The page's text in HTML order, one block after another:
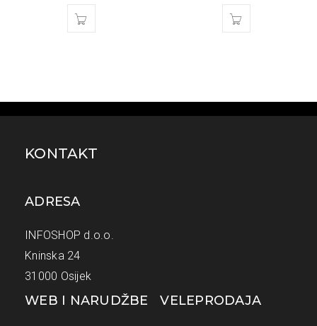
KONTAKT
ADRESA
INFOSHOP d.o.o.
Kninska 24
31000 Osijek
WEB I NARUDŽBE VELEPRODAJA